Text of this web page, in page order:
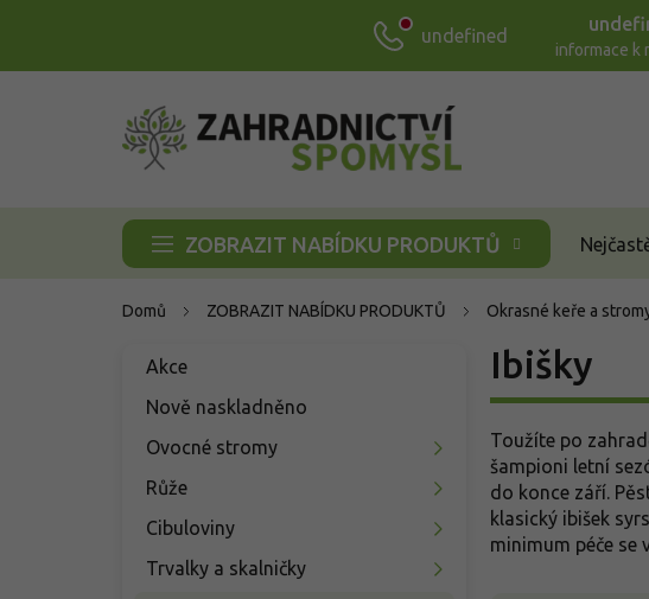
undefined
informace k
ZOBRAZIT NABÍDKU PRODUKTŮ
Domů ZOBRAZIT NABÍDKU PRODUKTŮ Okrasné keře a
Přeskočit
Akce
Nově naskladněno
Ovocné stromy
Růže
Cibuloviny
Trvalky a skalničky
Ibišky
Toužíte po
šampioni letní
do konce září.
klasický ibišek
minimum péče se